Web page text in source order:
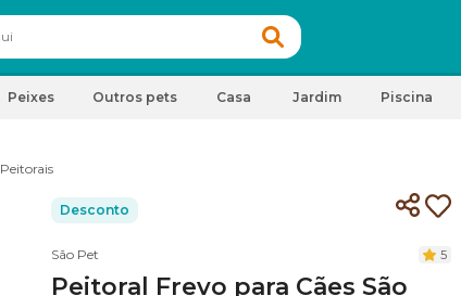
Peixes Outros pets Casa Jardim Piscina
Peitorais
Desconto
São Pet 5
Peitoral Frevo para Cães São